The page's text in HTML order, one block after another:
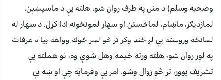
وصحبه وسلم) د منى په طرف روان شو، هلته يې د ماسپښېن،
لمازديګر، ماښام، لماخستن او سهار لمونځونه ادا كړل. د سهار له
لمانځه وروسته يې لږ ځنډ وكړ تر څو لمر څوك وواهه بيا د عرفات
په لور روان شو، هلته ورته خيمه وهل شوې وه، نو هملته يې
تشريف يووړ، تر څو زوال وشو. امر يې وفرمايه چې او ښه يې